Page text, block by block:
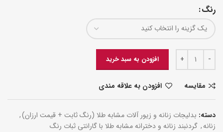
رنگ
افزودن به سبد خرید
مقایسه افزودن به علاقه مندی
دسته: بدلیجات زنانه و زیور آلات مشابه طلا (رنگ ثابت + قیمت ارزان),
زنانه, گردنبند زنانه و دخترانه مشابه طلا با گارانتی ثبات رنگ